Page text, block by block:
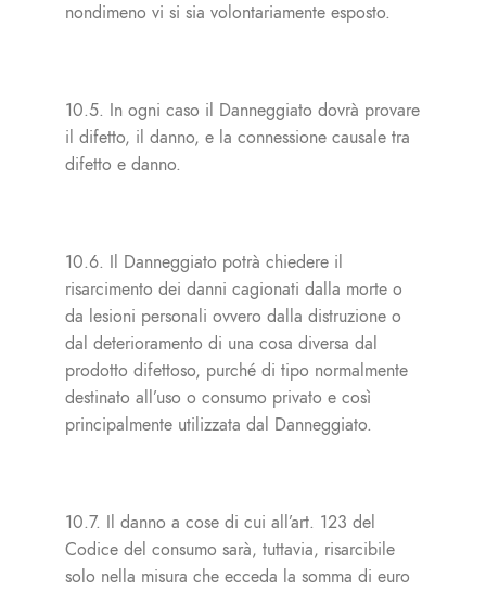
nondimeno vi si sia volontariamente esposto.
10.5. In ogni caso il Danneggiato dovrà provare
il difetto, il danno, e la connessione causale tra
difetto e danno.
10.6. Il Danneggiato potrà chiedere il
risarcimento dei danni cagionati dalla morte o
da lesioni personali ovvero dalla distruzione o
dal deterioramento di una cosa diversa dal
prodotto difettoso, purché di tipo normalmente
destinato all’uso o consumo privato e così
principalmente utilizzata dal Danneggiato.
10.7. Il danno a cose di cui all’art. 123 del
Codice del consumo sarà, tuttavia, risarcibile
solo nella misura che ecceda la somma di euro